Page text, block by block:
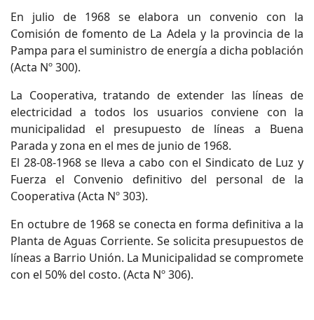
En julio de 1968 se elabora un convenio con la
Comisión de fomento de La Adela y la provincia de la
Pampa para el suministro de energía a dicha población
(Acta Nº 300).
La Cooperativa, tratando de extender las líneas de
electricidad a todos los usuarios conviene con la
municipalidad el presupuesto de líneas a Buena
Parada y zona en el mes de junio de 1968.
El 28-08-1968 se lleva a cabo con el Sindicato de Luz y
Fuerza el Convenio definitivo del personal de la
Cooperativa (Acta Nº 303).
En octubre de 1968 se conecta en forma definitiva a la
Planta de Aguas Corriente. Se solicita presupuestos de
líneas a Barrio Unión. La Municipalidad se compromete
con el 50% del costo. (Acta Nº 306).